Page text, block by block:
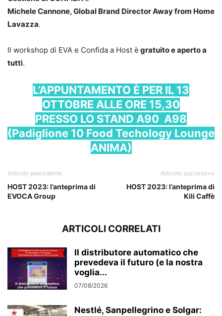
Michele Cannone, Global Brand Director Away from Home
Lavazza.
Il workshop di EVA e Confida a Host è gratuito e aperto a
tutti.
L’APPUNTAMENTO È PER IL 13
OTTOBRE ALLE ORE 15,30
PRESSO LO STAND A90 A98
(Padiglione 10 Food Techology Lounge
ANIMA)
Articolo precedente
HOST 2023: l’anteprima di
EVOCA Group
Articolo successivo
HOST 2023: l’anteprima di
Kili Caffè
ARTICOLI CORRELATI
Il distributore automatico che
prevedeva il futuro (e la nostra
voglia...
07/08/2026
Nestlé, Sanpellegrino e Solgar: